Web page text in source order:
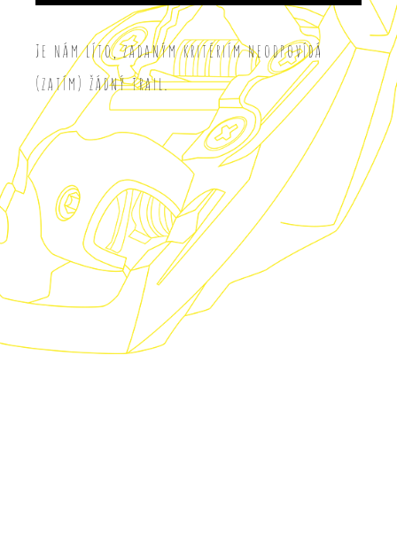
Je nám líto, zadaným kritériím neodpovídá
(zatím) žádný trail.